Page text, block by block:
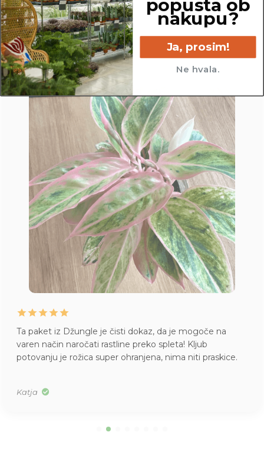
Ta paket iz Džungle je čisti dokaz, da je mogoče na
varen način naročati rastline preko spleta! Kljub
potovanju je rožica super ohranjena, nima niti praskice.
Katja
popusta ob
nakupu?
Ja, prosim!
Ne hvala.